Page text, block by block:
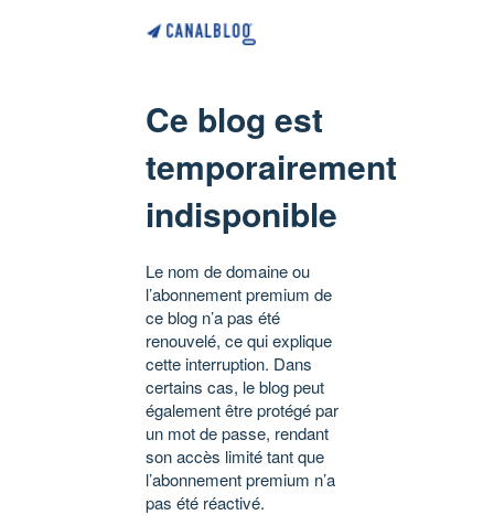
Ce blog est
temporairement
indisponible
Le nom de domaine ou
l’abonnement premium de
ce blog n’a pas été
renouvelé, ce qui explique
cette interruption. Dans
certains cas, le blog peut
également être protégé par
un mot de passe, rendant
son accès limité tant que
l’abonnement premium n’a
pas été réactivé.